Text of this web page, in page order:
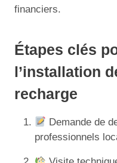
financiers.
Étapes clés
l’installation
recharge
Demande de
professionnels